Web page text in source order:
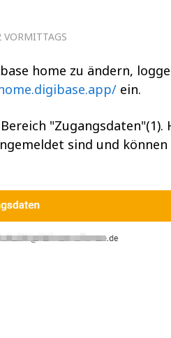
home zu ändern,
ein.
"Zugangsdaten"(1).
sind und